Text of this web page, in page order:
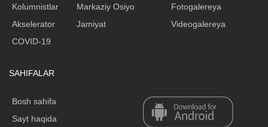
Kolumnistlar
Akselerator
Markaziy Osiyo
Jamiyat
Fotogalereya
Videogalereya
COVID-19
SAHIFALAR
Bosh sahifa
Sayt haqida